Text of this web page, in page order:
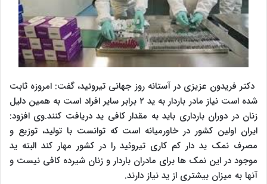
دکتر فریدون عزیزی در آستانه روز جهانی تیروئید، گفت: امروزه ثابت
شده است نیاز مادر باردار به ید ۲ برابر سایر افراد است به همین دلیل
زنان در دوران بارداری باید به مقدار کافی ید دریافت کنند.وی افزود:
ایران اولین کشور در خاورمیانه است که توانست با تولید، توزیع و
مصرف نمک ید دار کم کاری تیروئید را در کشور مهار کند البته ید
موجود در این نمک ها برای مادران باردار و زنان شیرده کافی نیست و
آنها به میزان بیشتری از ید نیاز دارند.